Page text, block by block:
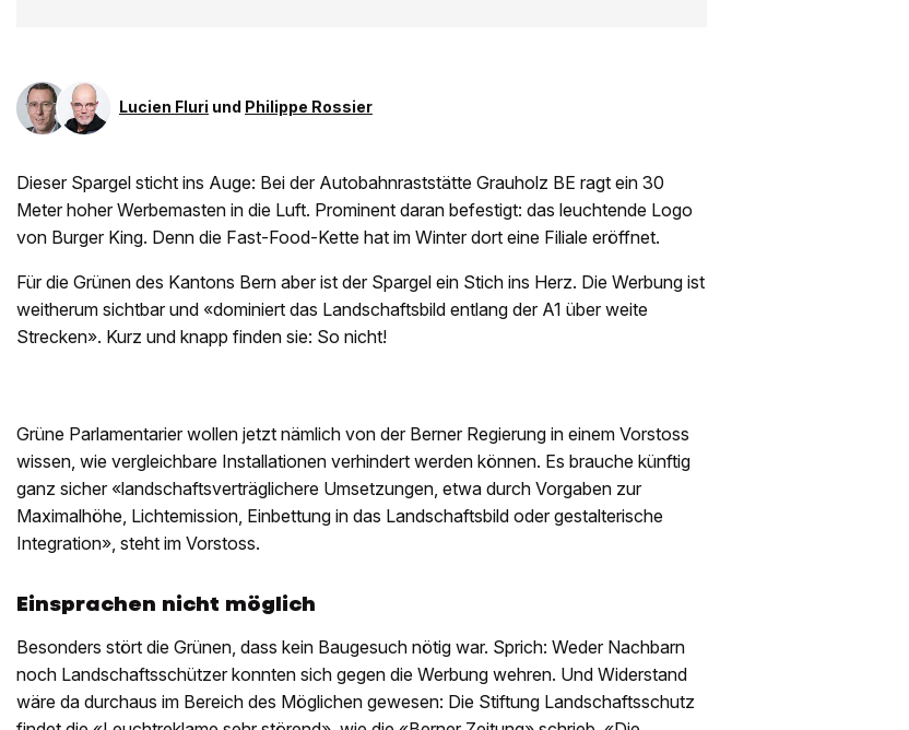
Lucien Fluri und Philippe Rossier
Dieser Spargel sticht ins Auge: Bei der Autobahnraststätte Grauholz BE ragt ein 30
Meter hoher Werbemasten in die Luft. Prominent daran befestigt: das leuchtende Logo
von Burger King. Denn die Fast-Food-Kette hat im Winter dort eine Filiale eröffnet.
Für die Grünen des Kantons Bern aber ist der Spargel ein Stich ins Herz. Die Werbung ist
weitherum sichtbar und «dominiert das Landschaftsbild entlang der A1 über weite
Strecken». Kurz und knapp finden sie: So nicht!
Grüne Parlamentarier wollen jetzt nämlich von der Berner Regierung in einem Vorstoss
wissen, wie vergleichbare Installationen verhindert werden können. Es brauche künftig
ganz sicher «landschaftsverträglichere Umsetzungen, etwa durch Vorgaben zur
Maximalhöhe, Lichtemission, Einbettung in das Landschaftsbild oder gestalterische
Integration», steht im Vorstoss.
Einsprachen nicht möglich
Besonders stört die Grünen, dass kein Baugesuch nötig war. Sprich: Weder Nachbarn
noch Landschaftsschützer konnten sich gegen die Werbung wehren. Und Widerstand
wäre da durchaus im Bereich des Möglichen gewesen: Die Stiftung Landschaftsschutz